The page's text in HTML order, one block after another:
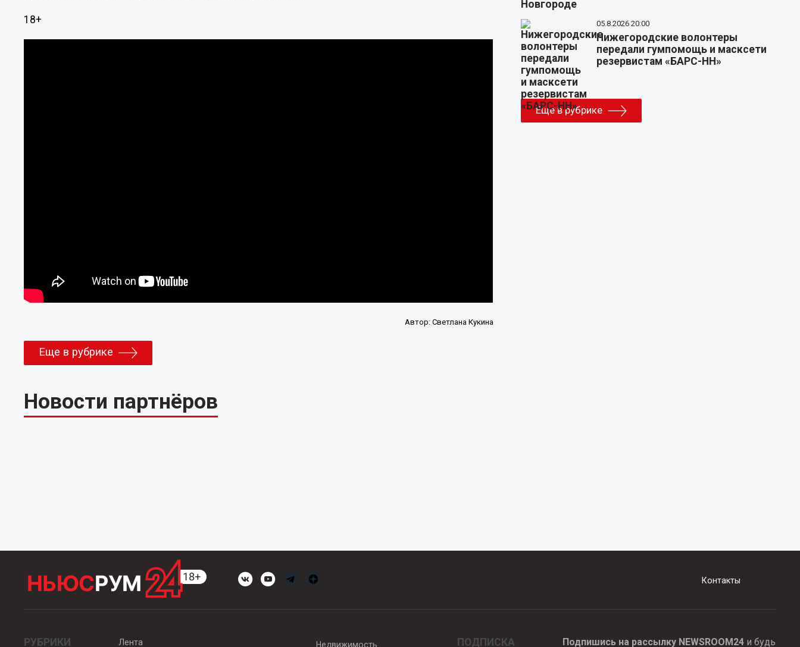
18+
Автор: Светлана Кукина
Еще в рубрике
Новости партнёров
05.8.2026 20:00
Нижегородские волонтеры
передали гумпомощь и масксети
резервистам «БАРС-НН»
Еще в рубрике
Контакты
РУБРИКИ Лента Недвижимость ПОДПИСКА Подпишись на рассылку NEWSROOM24и будь